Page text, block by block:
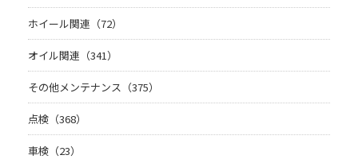
ホイール関連（72）
オイル関連（341）
その他メンテナンス（375）
点検（368）
車検（23）